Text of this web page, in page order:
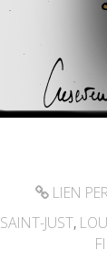
LIEN
SAINT-JUST,